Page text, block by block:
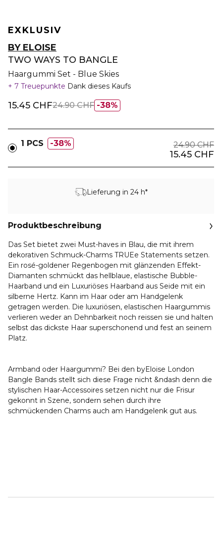
EXKLUSIV
BY ELOISE
TWO WAYS TO BANGLE
Haargummi Set - Blue Skies
7 Treuepunkte Dank dieses Kaufs
38%
15.45 CHF24.90 CHF
1 PCS 38% 24.90 CHF
15.45 CHF
Lieferung in 24 h*
Produktbeschreibung
Das Set bietet zwei Must-haves in Blau, die mit ihrem
dekorativen Schmuck-Charms TRUEe Statements setzen.
Ein rosé-goldener Regenbogen mit glänzenden Effekt-
Diamanten schmückt das hellblaue, elastische Bubble-
Haarband und ein Luxuriöses Haarband aus Seide mit ein
silberne Hertz. Kann im Haar oder am Handgelenk
getragen werden. Die luxuriösen, elastischen Haargummis
verlieren weder an Dehnbarkeit noch reissen sie und halten
selbst das dickste Haar superschonend und fest an seinem
Platz.
Armband oder Haargummi? Bei den byEloise London
Bangle Bands stellt sich diese Frage nicht &ndash denn die
stylischen Haar-Accessoires setzen nicht nur die Frisur
gekonnt in Szene, sondern sehen durch ihre
schmückenden Charms auch am Handgelenk gut aus.